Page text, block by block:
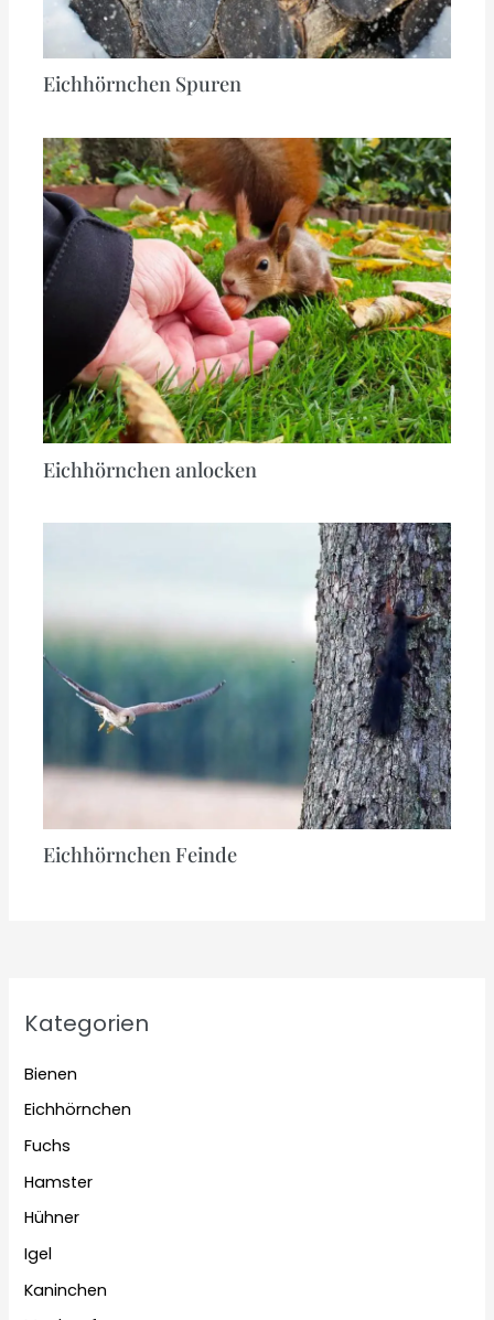
Eichhörnchen Spuren
Eichhörnchen anlocken
Eichhörnchen Feinde
Kategorien
Bienen
Eichhörnchen
Fuchs
Hamster
Hühner
Igel
Kaninchen